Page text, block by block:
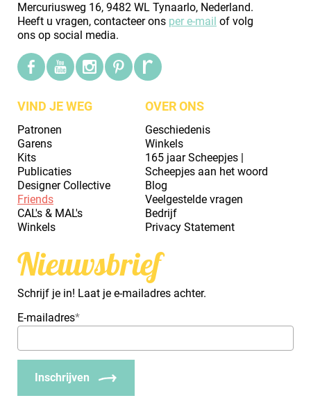
Mercuriusweg 16, 9482 WL Tynaarlo, Nederland.
Heeft u vragen, contacteer ons per e-mail of volg
ons op social media.
VIND JE WEG
Patronen
Garens
Kits
Publicaties
Designer Collective
Friends
CAL's & MAL's
Winkels
OVER ONS
Geschiedenis
Winkels
165 jaar Scheepjes |
Scheepjes aan het woord
Blog
Veelgestelde vragen
Bedrijf
Privacy Statement
Nieuwsbrief
Schrijf je in! Laat je e-mailadres achter.
E-mailadres*
Inschrijven